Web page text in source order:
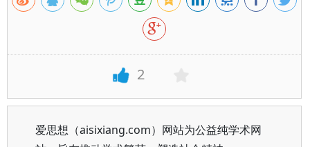
2
爱思想（aisixiang.com）网站为公益纯学术网